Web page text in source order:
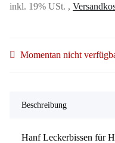
inkl. 19% USt. ,
Momentan nicht
Beschreibung
Hanf Leckerbissen für